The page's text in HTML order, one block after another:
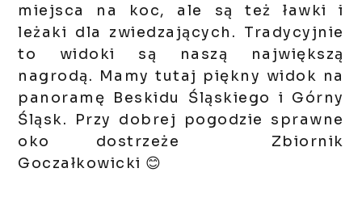
miejsca na koc, ale są też ławki i
leżaki dla zwiedzających. Tradycyjnie
to widoki są naszą największą
nagrodą. Mamy tutaj piękny widok na
panoramę Beskidu Śląskiego i Górny
Śląsk. Przy dobrej pogodzie sprawne
oko dostrzeże Zbiornik
Goczałkowicki 😊